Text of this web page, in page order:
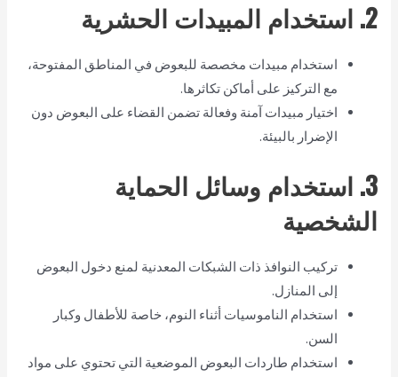
2. استخدام المبيدات الحشرية
استخدام مبيدات مخصصة للبعوض في المناطق المفتوحة،
مع التركيز على أماكن تكاثرها.
اختيار مبيدات آمنة وفعالة تضمن القضاء على البعوض دون
الإضرار بالبيئة.
3. استخدام وسائل الحماية
الشخصية
تركيب النوافذ ذات الشبكات المعدنية لمنع دخول البعوض
إلى المنازل.
استخدام الناموسيات أثناء النوم، خاصة للأطفال وكبار
السن.
استخدام طاردات البعوض الموضعية التي تحتوي على مواد